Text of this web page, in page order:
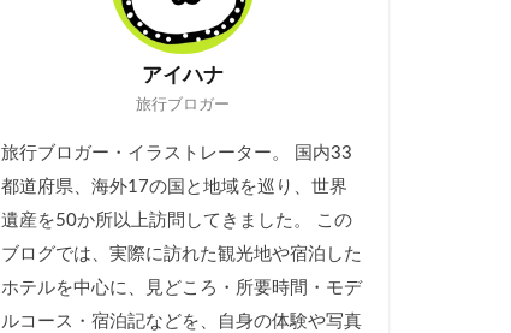
アイハナ
旅行ブロガー
旅行ブロガー・イラストレーター。 国内33
都道府県、海外17の国と地域を巡り、世界
遺産を50か所以上訪問してきました。 この
ブログでは、実際に訪れた観光地や宿泊した
ホテルを中心に、見どころ・所要時間・モデ
ルコース・宿泊記などを、自身の体験や写真